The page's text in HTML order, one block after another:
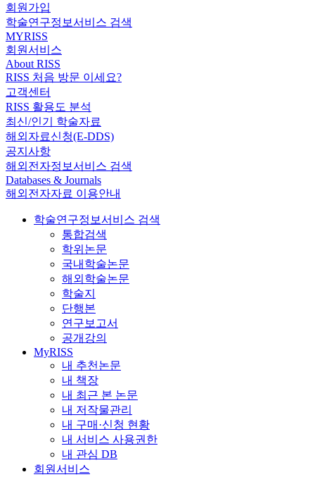
회원가입
학술연구정보서비스 검색
MYRISS
회원서비스
About RISS
RISS 처음 방문 이세요?
고객센터
RISS 활용도 분석
최신/인기 학술자료
해외자료신청(E-DDS)
공지사항
해외전자정보서비스 검색
Databases & Journals
해외전자자료 이용안내
학술연구정보서비스 검색
통합검색
학위논문
국내학술논문
해외학술논문
학술지
단행본
연구보고서
공개강의
MyRISS
내 추천논문
내 책장
내 최근 본 논문
내 저작물관리
내 구매·신청 현황
내 서비스 사용권한
내 관심 DB
회원서비스